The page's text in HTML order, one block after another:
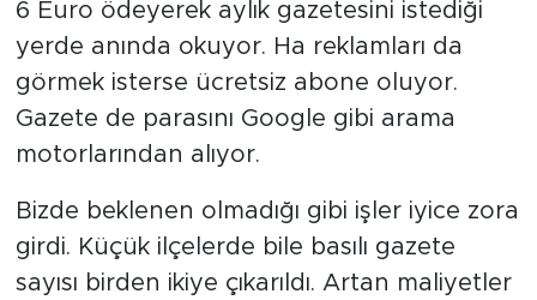
6 Euro ödeyerek aylık gazetesini istediği
yerde anında okuyor. Ha reklamları da
görmek isterse ücretsiz abone oluyor.
Gazete de parasını Google gibi arama
motorlarından alıyor.
Bizde beklenen olmadığı gibi işler iyice zora
girdi. Küçük ilçelerde bile basılı gazete
sayısı birden ikiye çıkarıldı. Artan maliyetler